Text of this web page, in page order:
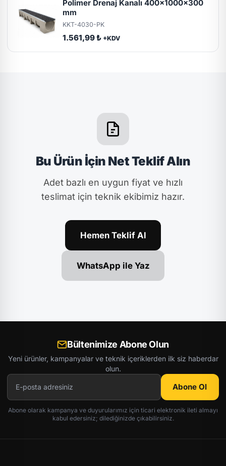
Polimer Drenaj Kanalı 400x1000x300
mm
KKT-4030-PK
1.561,99 ₺ +KDV
Bu Ürün İçin Net Teklif Alın
Adet bazlı en uygun fiyat ve hızlı
teslimat için teknik ekibimiz hazır.
Hemen Teklif Al
WhatsApp ile Yaz
Bültenimize Abone Olun
Yeni ürünler, kampanyalar ve teknik içeriklerden ilk siz haberdar
olun.
Abone Ol
Abone olarak kampanya ve duyurularımız için ticari elektronik ileti almayı
kabul edersiniz; dilediğinizde çıkabilirsiniz.